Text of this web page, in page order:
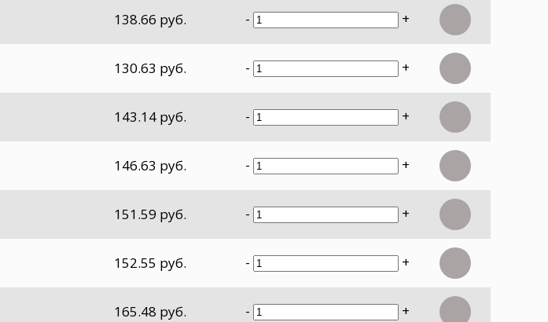
138.66 руб. - +
130.63 руб. - +
143.14 руб. - +
146.63 руб. - +
151.59 руб. - +
152.55 руб. - +
165.48 руб. - +